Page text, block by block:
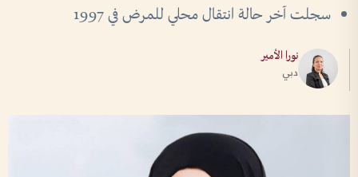
سجلت آخر حالة انتقال محلي للمرض في 1997
نورا الأمير
دبي